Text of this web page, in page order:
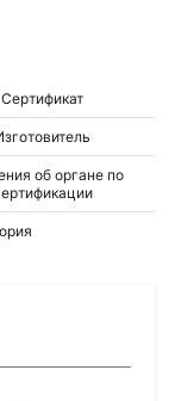
Сертификат
об органе по